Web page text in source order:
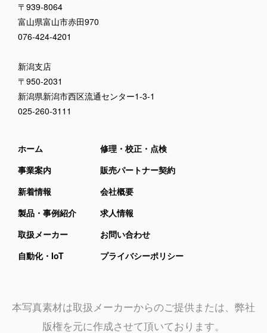
〒939-8064
富山県富山市赤田970
076-424-4201
新潟支店
〒950-2031
新潟県新潟市西区流通センター1-3-1
025-260-3111
ホーム
事業案内
新着情報
製品・事例紹介
取扱メーカー
自動化・IoT
修理・校正・点検
販売パートナー契約
会社概要
求人情報
お問い合わせ
プライバシーポリシー
本写真素材は取扱メーカーからのご提供または、弊社
版権を元に作成させて頂いております。